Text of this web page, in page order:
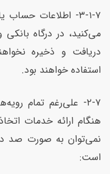
۳-۱-۷- اطلاعات
دریافت و ذخیره
استفاده خواهند بود.
هنگام ارائه خدمات
نمی‌توان به صورت صد
است: